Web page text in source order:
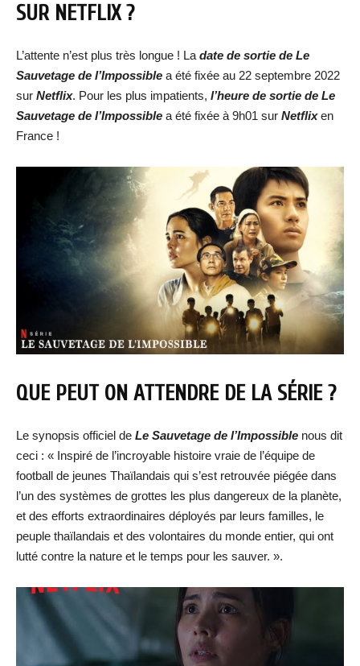
SUR NETFLIX ?
L’attente n’est plus très longue ! La date de sortie de Le
Sauvetage de l’Impossible a été fixée au 22 septembre 2022
sur Netflix. Pour les plus impatients, l’heure de sortie de Le
Sauvetage de l’Impossible a été fixée à 9h01 sur Netflixen
France !
QUE PEUT ON ATTENDRE DE LA SÉRIE ?
Le synopsis officiel de Le Sauvetage de l’Impossible nous dit
ceci : « Inspiré de l’incroyable histoire vraie de l’équipe de
football de jeunes Thaïlandais qui s’est retrouvée piégée dans
l’un des systèmes de grottes les plus dangereux de la planète,
et des efforts extraordinaires déployés par leurs familles, le
peuple thaïlandais et des volontaires du monde entier, qui ont
lutté contre la nature et le temps pour les sauver. ».